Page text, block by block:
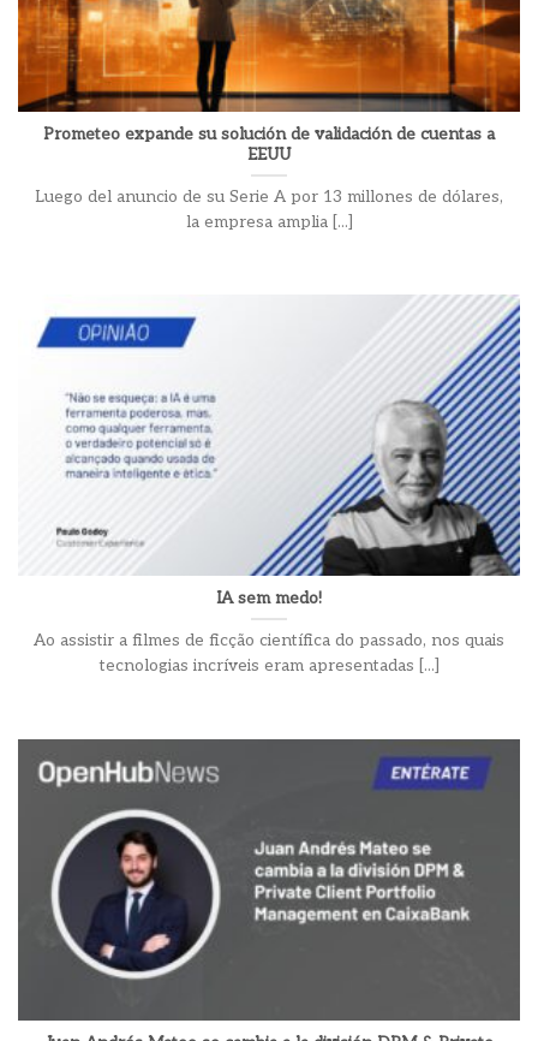
Prometeo expande su solución de validación de cuentas a
EEUU
Luego del anuncio de su Serie A por 13 millones de dólares,
la empresa amplia [...]
IA sem medo!
Ao assistir a filmes de ficção científica do passado, nos quais
tecnologias incríveis eram apresentadas [...]